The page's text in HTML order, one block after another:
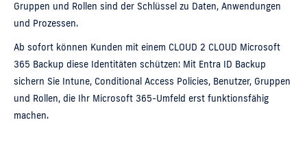
Gruppen und Rollen sind der Schlüssel zu Daten, Anwendungen
und Prozessen.
Ab sofort können Kunden mit einem CLOUD 2 CLOUD Microsoft
365 Backup diese Identitäten schützen: Mit Entra ID Backup
sichern Sie Intune, Conditional Access Policies, Benutzer, Gruppen
und Rollen, die Ihr Microsoft 365-Umfeld erst funktionsfähig
machen.